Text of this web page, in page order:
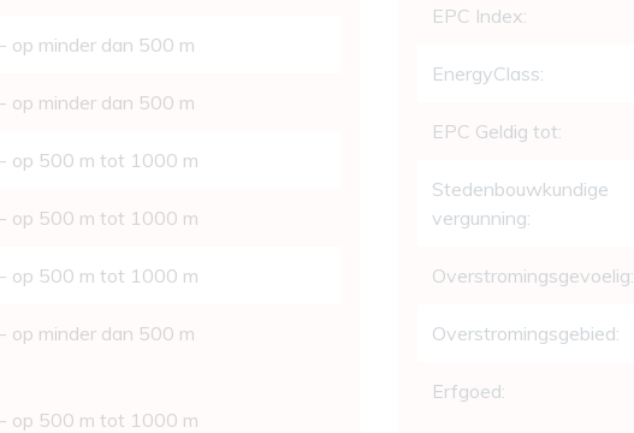
- op minder dan 500 m
- op minder dan 500 m
- op 500 m tot 1000 m
- op 500 m tot 1000 m
- op 500 m tot 1000 m
- op minder dan 500 m
- op 500 m tot 1000 m
EPC Index:
EnergyClass:
EPC Geldig tot:
Stedenbouwkundige
vergunning:
Overstromingsgevoelig:
Overstromingsgebied:
Erfgoed: